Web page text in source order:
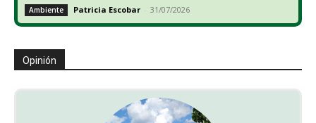
Ambiente Patricia Escobar - 31/07/2026
Opinión